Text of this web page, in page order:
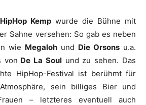
HipHop Kemp wurde die Bühne mit
Sahne versehen: So gab es neben
wie Megaloh und Die Orsons u.a.
von De La Soulund zu sehen. Das
HipHop-Festival ist berühmt für
sein billiges Bier und
– letzteres eventuell auch